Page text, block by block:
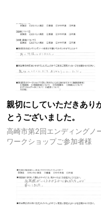
親切にしていただきあり
とうございました。
高崎市第2回エンディングノ
ワークショップご参加者様